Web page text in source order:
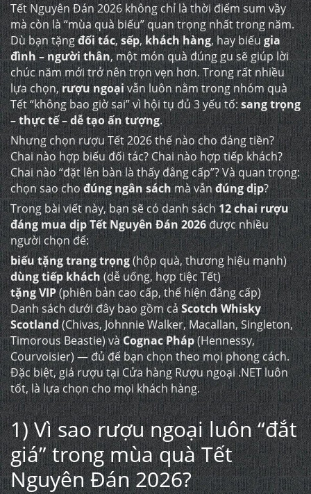
Tết Nguyên Đán 2026 không chỉ là thời điểm sum vầy
mà còn là “mùa quà biếu” quan trọng nhất trong năm.
Dù bạn tặngđối tác,sếp,khách hàng, hay biếugia
đình – người thân, một món quà đúng gu sẽ giúp lời
chúc năm mới trở nên trọn vẹn hơn. Trong rất nhiều
lựa chọn,rượu ngoạivẫn luôn nằm trong nhóm quà
Tết “không bao giờ sai” vì hội tụ đủ 3 yếu tố:sang trọng
– thực tế – dễ tạo ấn tượng.
Nhưng chọn rượu Tết 2026 thế nào cho đáng tiền?
Chai nào hợp biếu đối tác? Chai nào hợp tiếp khách?
Chai nào “đặt lên bàn là thấy đẳng cấp”? Và quan trọng:
chọn sao chođúng ngân sáchmà vẫnđúng dịp?
Trong bài viết này, bạn sẽ có danh sách12 chai rượu
đáng mua dịp Tết Nguyên Đán 2026được nhiều
người chọn để:
biếu tặng trang trọng(hộp quà, thương hiệu mạnh)
dùng tiếp khách(dễ uống, hợp tiệc Tết)
tặng VIP(phiên bản cao cấp, thể hiện đẳng cấp)
Danh sách dưới đây bao gồm cảScotch Whisky
Scotland(Chivas, Johnnie Walker, Macallan, Singleton,
Timorous Beastie) vàCognac Pháp(Hennessy,
Courvoisier) — đủ để bạn chọn theo mọi phong cách.
Đặc biệt, giá rượu tạiCửa hàng Rượu ngoại.NET luôn
tốt, là lựa chọn cho mọi khách hàng.
1) Vì sao rượu ngoại luôn “đắt
giá” trong mùa quà Tết
Nguyên Đán 2026?